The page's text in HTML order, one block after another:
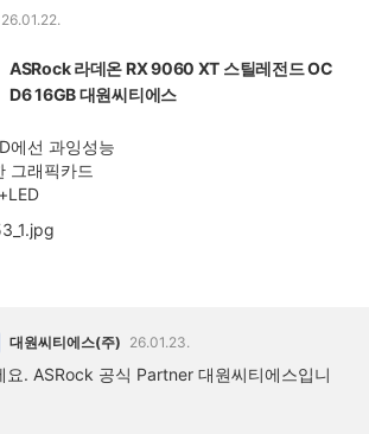
26.01.22.
ASRock 라데온 RX 9060 XT 스틸레전드 OC
D6 16GB 대원씨티에스
에선 과잉성능
그래픽카드
대원씨티에스(주) 26.01.23.
요. ASRock 공식 Partner 대원씨티에스입니